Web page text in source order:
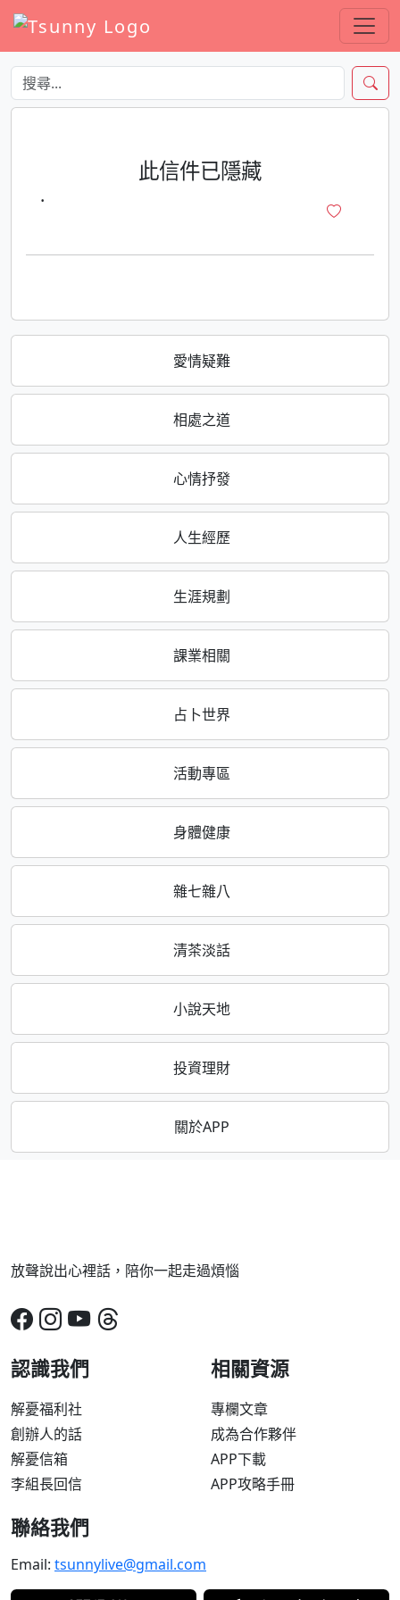
愛情疑難
相處之道
心情抒發
人生經歷
生涯規劃
課業相關
占卜世界
活動專區
身體健康
雜七雜八
清茶淡話
小說天地
投資理財
關於APP
此信件已隱藏
·
放聲說出心裡話，陪你一起走過煩惱
認識我們
解憂福利社
創辦人的話
解憂信箱
李組長回信
相關資源
專欄文章
成為合作夥伴
APP下載
APP攻略手冊
聯絡我們
Email: tsunnylive@gmail.com